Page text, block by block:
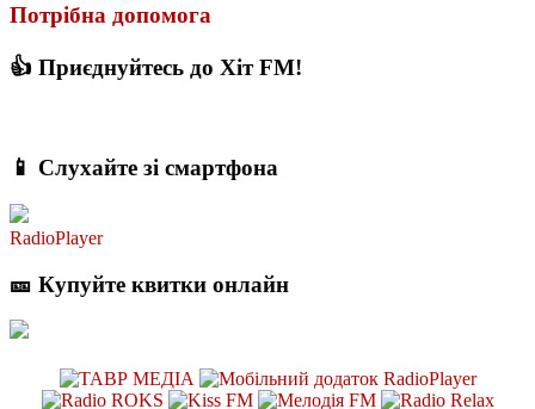
Потрібна допомога
👍 Приєднуйтесь до Хіт FM!
📱 Слухайте зі смартфона
RadioPlayer
🎫 Купуйте квитки онлайн